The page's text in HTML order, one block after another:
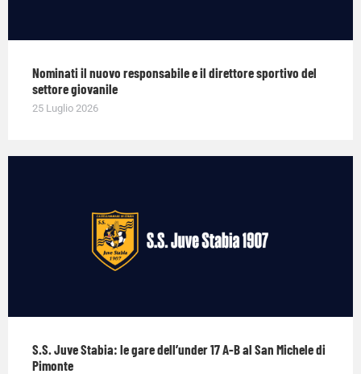
Nominati il nuovo responsabile e il direttore sportivo del
settore giovanile
25 Luglio 2026
S.S. Juve Stabia: le gare dell’under 17 A-B al San Michele di
Pimonte